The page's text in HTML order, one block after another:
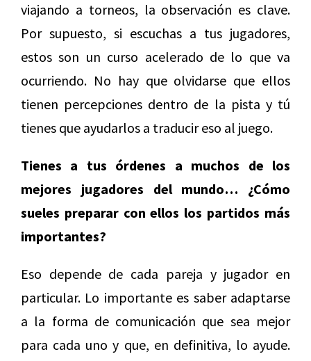
viajando a torneos, la observación es clave.
Por supuesto, si escuchas a tus jugadores,
estos son un curso acelerado de lo que va
ocurriendo. No hay que olvidarse que ellos
tienen percepciones dentro de la pista y tú
tienes que ayudarlos a traducir eso al juego.
Tienes a tus órdenes a muchos de los
mejores jugadores del mundo… ¿Cómo
sueles preparar con ellos los partidos más
importantes?
Eso depende de cada pareja y jugador en
particular. Lo importante es saber adaptarse
a la forma de comunicación que sea mejor
para cada uno y que, en definitiva, lo ayude.